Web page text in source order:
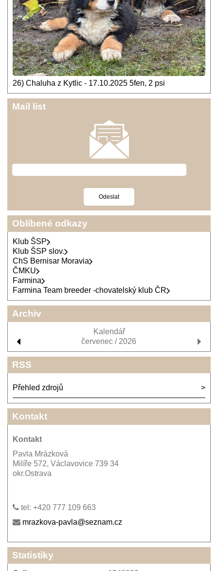
26) Chaluha z Kytlic - 17.10.2025 5fen, 2 psi
Mail list
Oblíbené odkazy
Klub ŠSP
Klub ŠSP slov.
ChS Bernisar Moravia
ČMKU
Farmina
Farmina Team breeder -chovatelský klub ČR
Archiv
Kalendář
červenec / 2026
RSS
Přehled zdrojů
Kontakt
Kontakt
Pavla Mrázková
Milíře 572, Václavovice 739 34
okr.Ostrava
tel: +420 777 109 663
mrazkova-pavla@seznam.cz
Statistiky